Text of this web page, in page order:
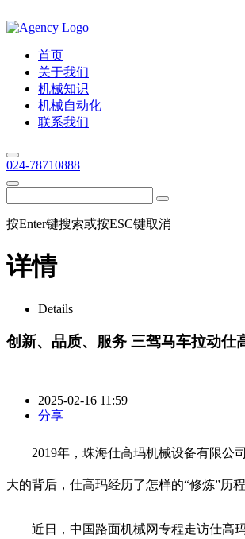
首页
关于我们
机械知识
机械自动化
联系我们
024-78710888
按Enter键搜索或按ESC键取消
详情
Details
创新、品质、服务 三驾马车拉动仕
2025-02-16 11:59
分享
2019年，珠海仕高玛机械设备有限公司
大的背后，仕高玛经历了怎样的“修炼”历
近日，中国路面机械网专程走访仕高玛